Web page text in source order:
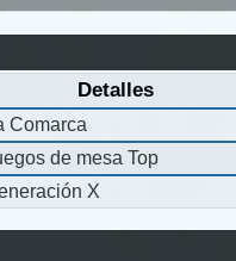
Detalles
Comarca
de mesa Top
X